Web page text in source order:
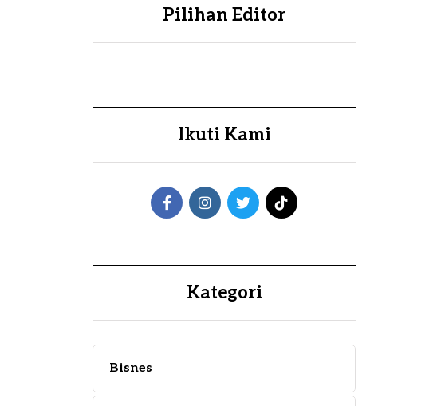
Pilihan Editor
Ikuti Kami
Kategori
Bisnes